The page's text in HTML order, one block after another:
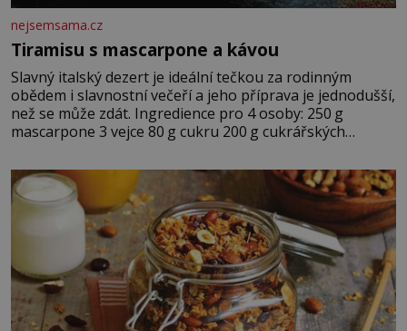
nejsemsama.cz
Tiramisu s mascarpone a kávou
Slavný italský dezert je ideální tečkou za rodinným
obědem i slavnostní večeří a jeho příprava je jednodušší,
než se může zdát. Ingredience pro 4 osoby: 250 g
mascarpone 3 vejce 80 g cukru 200 g cukrářských
posypání Postup: Oddělte žloutky od bílků. Žloutky
vyšlehejte s cukrem do světlé pěny a postupně do nich
vmíchejte mascarpone, aby vznikl hladký